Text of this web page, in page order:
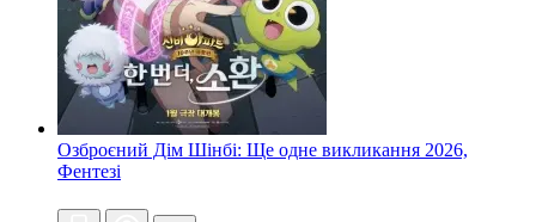
Озброєний Дім Шінбі: Ще одне викликання 2026,
Фентезі